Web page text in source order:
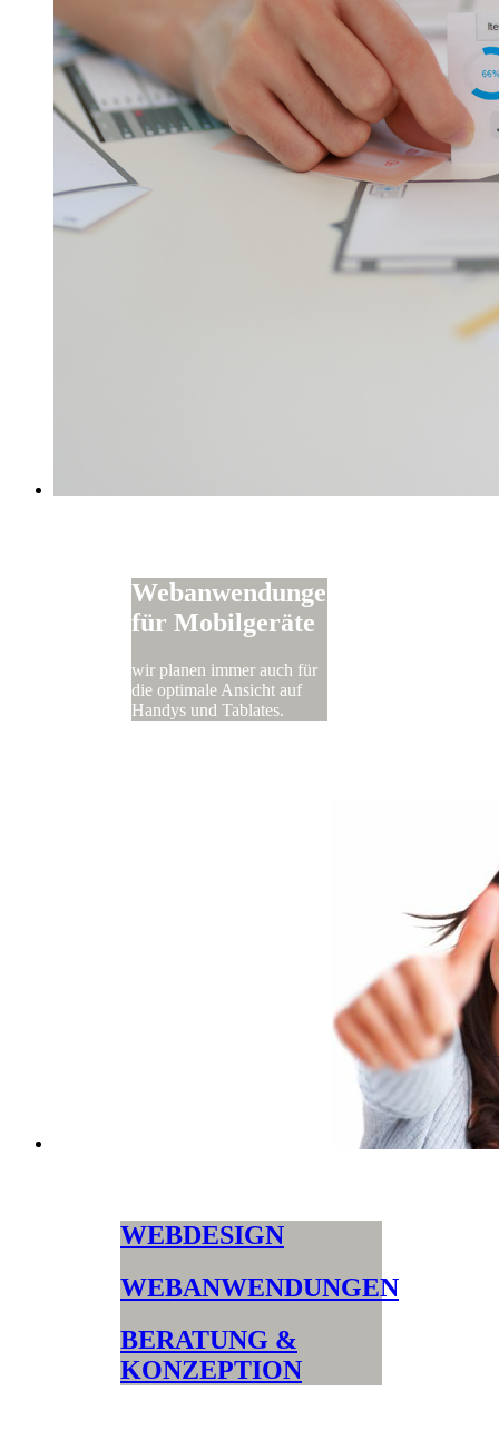
Webanwendungen
für Mobilgeräte
wir planen immer auch für
die optimale Ansicht auf
Handys und Tablates.
WEBDESIGN
WEBANWENDUNGEN
BERATUNG &
KONZEPTION